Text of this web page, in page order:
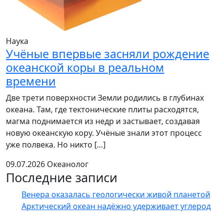
Наука
Учёные впервые засняли рождение
океанской коры в реальном
времени
Две трети поверхности Земли родились в глубинах
океана. Там, где тектонические плиты расходятся,
магма поднимается из недр и застывает, создавая
новую океанскую кору. Учёные знали этот процесс
уже полвека. Но никто […]
09.07.2026 Океанолог
Последние записи
Венера оказалась геологически живой планетой
Арктический океан надёжно удерживает углерод